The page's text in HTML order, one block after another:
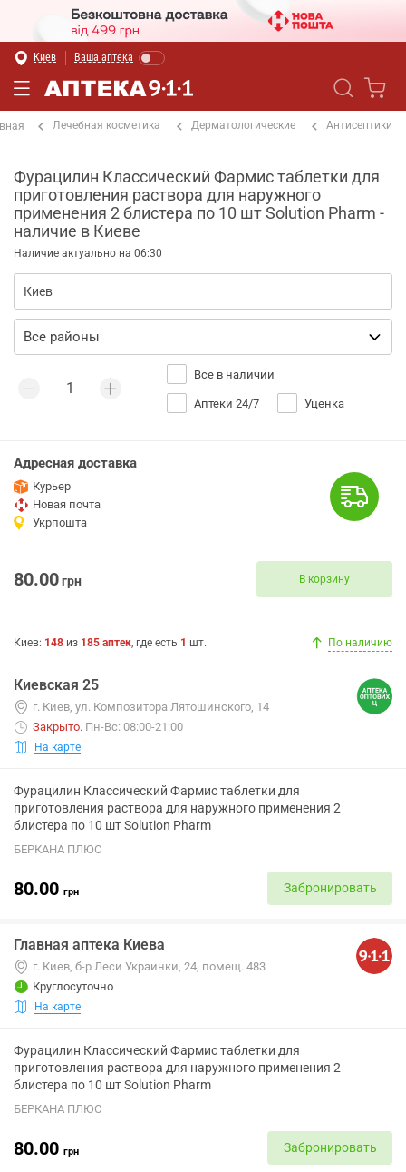
Киев Ваша аптека
Лечебная косметика Дерматологические Антисептики
Фурацилин Классический Фармис таблетки для
приготовления раствора для наружного
применения 2 блистера по 10 шт Solution Pharm -
наличие в Киеве
Наличие актуально на 06:30
Все в наличии
Аптеки 24/7 Уценка
Адресная доставка
Курьер
Новая почта
Укрпошта
80.00грн В корзину
Киев: 148 из 185 аптек, где есть 1 шт. По наличию
Киевская 25
г. Киев, ул. Композитора Лятошинского, 14
Закрыто. Пн-Вс: 08:00-21:00
На карте
Фурацилин Классический Фармис таблетки для
приготовления раствора для наружного применения 2
блистера по 10 шт Solution Pharm
БЕРКАНА ПЛЮС
80.00 грн Забронировать
Главная аптека Киева
г. Киев, б-р Леси Украинки, 24, помещ. 483
Круглосуточно
На карте
Фурацилин Классический Фармис таблетки для
приготовления раствора для наружного применения 2
блистера по 10 шт Solution Pharm
БЕРКАНА ПЛЮС
80.00 грн Забронировать